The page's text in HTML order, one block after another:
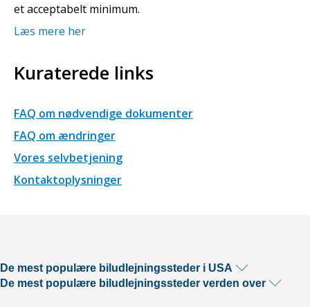
et acceptabelt minimum.
Læs mere her
Kuraterede links
FAQ om nødvendige dokumenter
FAQ om ændringer
Vores selvbetjening
Kontaktoplysninger
De mest populære biludlejningssteder i USA
De mest populære biludlejningssteder verden over